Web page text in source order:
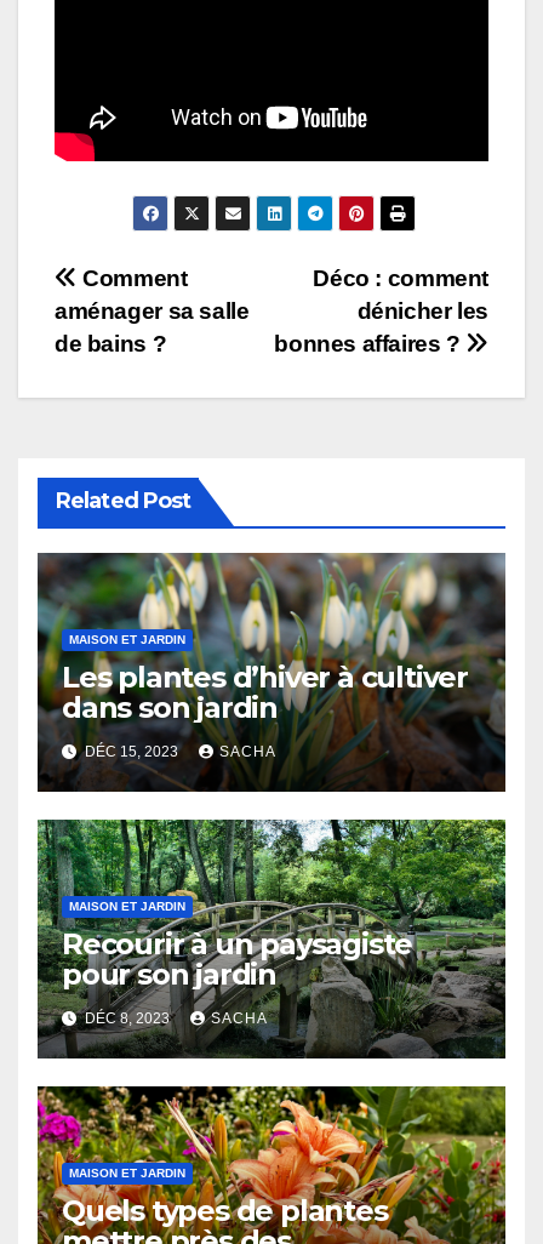
Navigation
de
l’article
Déco : comment
dénicher les
bonnes affaires ?
Comment
aménager sa salle
de bains ?
Related Post
MAISON ET JARDIN
Les plantes d’hiver à cultiver
dans son jardin
DÉC 15, 2023 SACHA
MAISON ET JARDIN
Recourir à un paysagiste
pour son jardin
DÉC 8, 2023 SACHA
MAISON ET JARDIN
Quels types de plantes